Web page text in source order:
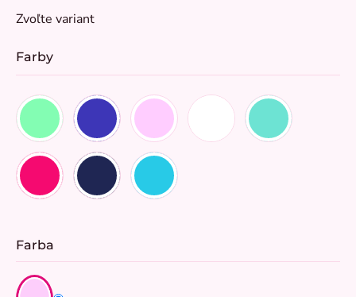
Jednotková
Zvoľte variant
Farby
Farba